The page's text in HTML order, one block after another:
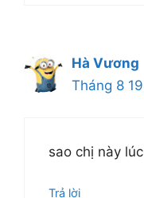
Hà Vương
Tháng 8
sao chị này
Trả lời